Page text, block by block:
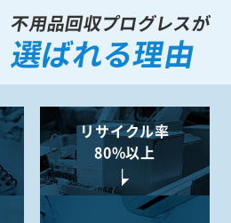
不用品回収プログレスが
選ばれる理由
リサイクル率
80%以上